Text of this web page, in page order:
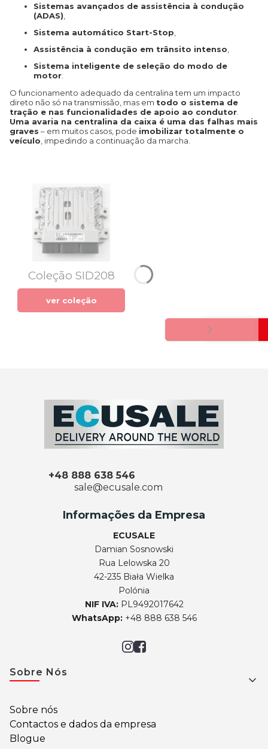
Sistemas avançados de assistência à condução
(ADAS)
Sistema automático Start-Stop
Assistência à condução em trânsito intenso
Sistema inteligente de seleção do modo de
motor
O funcionamento adequado da centralina tem um impacto
direto não só na transmissão, mas em todo o sistema de
tração e nas funcionalidades de apoio ao condutor
Uma avaria na centralina da caixa é uma das falhas mais
graves – em muitos casos, pode imobilizar totalmente o
veículo , impedindo a continuação da marcha.
Coleção SID208
ver coleção
+48 888 638 546
sale@ecusale.com
Informações da Empresa
ECUSALE
Damian Sosnowski
Rua Lelowska 20
42-235 Biała Wielka
Polónia
NIF IVA:PL9492017642
WhatsApp:+48 888 638 546
Footer menu
Sobre Nós
Sobre nós
Contactos e dados da empresa
Blogue